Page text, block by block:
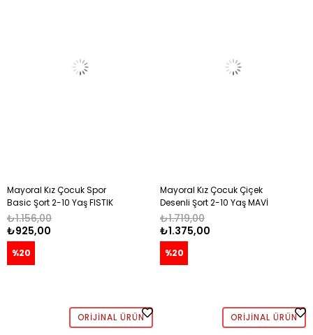
Mayoral Kız Çocuk Spor
Basic Şort 2-10 Yaş FISTIK
YEŞİLİ
₺925,00
₺1.156,00
%20
Mayoral Kız Çocuk Çiçek
Desenli Şort 2-10 Yaş MAVİ
₺1.375,00
₺1.719,00
%20
ORIJINAL ÜRÜN ORIJINAL ÜRÜN